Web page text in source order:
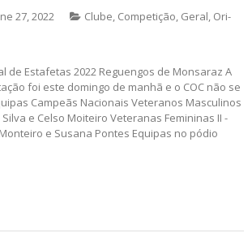
27, 2022 Clube Competição Geral Ori-
de Estafetas 2022 Reguengos de Monsaraz A
foi este domingo de manhã e o COC não se
Campeãs Nacionais Veteranos Masculinos
Silva e Celso Moiteiro Veteranas Femininas II -
e Susana Pontes Equipas no pódio